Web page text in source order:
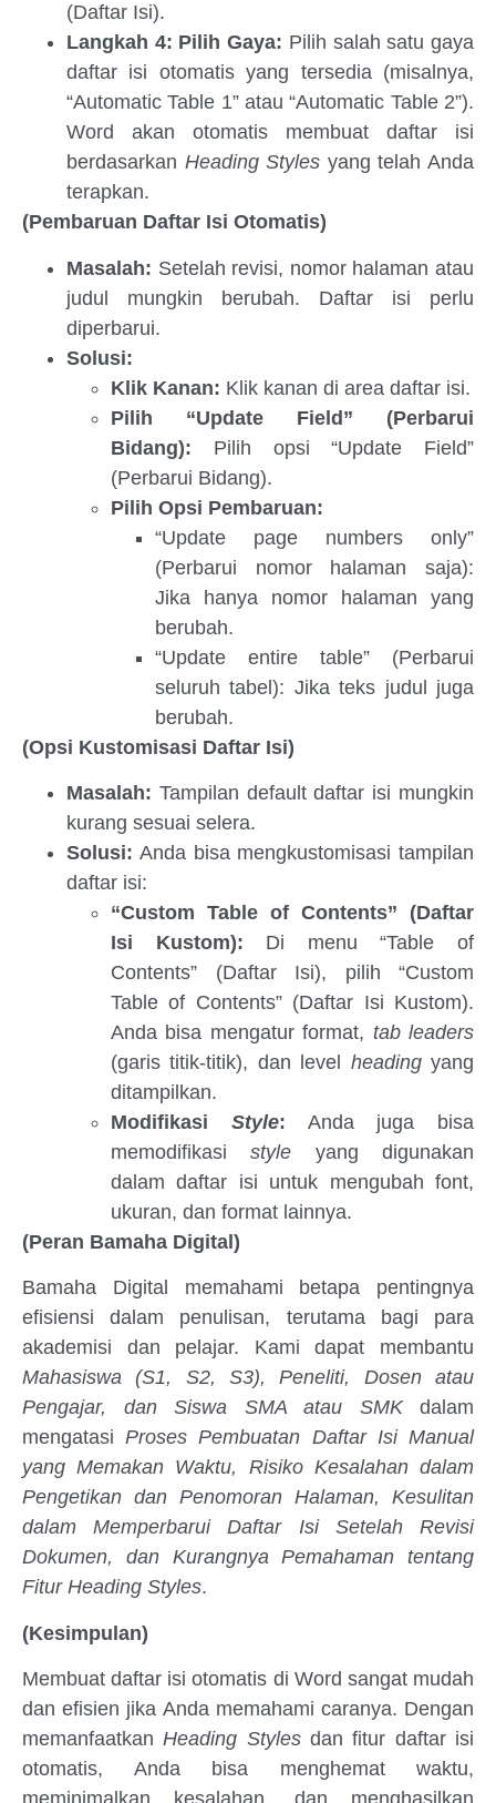
(Daftar Isi).
Langkah 4: Pilih Gaya: Pilih salah satu gaya
daftar isi otomatis yang tersedia (misalnya,
“Automatic Table 1” atau “Automatic Table 2”).
Word akan otomatis membuat daftar isi
berdasarkan Heading Styles yang telah Anda
terapkan.
(Pembaruan Daftar Isi Otomatis)
Masalah: Setelah revisi, nomor halaman atau
judul mungkin berubah. Daftar isi perlu
diperbarui.
Solusi:
Klik Kanan: Klik kanan di area daftar isi.
Pilih “Update Field” (Perbarui
Bidang): Pilih opsi “Update Field”
(Perbarui Bidang).
Pilih Opsi Pembaruan:
“Update page numbers only”
(Perbarui nomor halaman saja):
Jika hanya nomor halaman yang
berubah.
“Update entire table” (Perbarui
seluruh tabel): Jika teks judul juga
berubah.
(Opsi Kustomisasi Daftar Isi)
Masalah: Tampilan default daftar isi mungkin
kurang sesuai selera.
Solusi: Anda bisa mengkustomisasi tampilan
daftar isi:
“Custom Table of Contents” (Daftar
Isi Kustom): Di menu “Table of
Contents” (Daftar Isi), pilih “Custom
Table of Contents” (Daftar Isi Kustom).
Anda bisa mengatur format, tab leaders
(garis titik-titik), dan level headingyang
ditampilkan.
Modifikasi Style: Anda juga bisa
memodifikasistyle yang digunakan
dalam daftar isi untuk mengubah font,
ukuran, dan format lainnya.
(Peran Bamaha Digital)
Bamaha Digital memahami betapa pentingnya
efisiensi dalam penulisan, terutama bagi para
akademisi dan pelajar. Kami dapat membantu
Mahasiswa (S1, S2, S3), Peneliti, Dosen atau
Pengajar, dan Siswa SMA atau SMKdalam
mengatasiProses Pembuatan Daftar Isi Manual
yang Memakan Waktu, Risiko Kesalahan dalam
Pengetikan dan Penomoran Halaman, Kesulitan
dalam Memperbarui Daftar Isi Setelah Revisi
Dokumen, dan Kurangnya Pemahaman tentang
Fitur Heading Styles.
(Kesimpulan)
Membuat daftar isi otomatis di Word sangat mudah
dan efisien jika Anda memahami caranya. Dengan
memanfaatkanHeading Stylesdan fitur daftar isi
otomatis, Anda bisa menghemat waktu,